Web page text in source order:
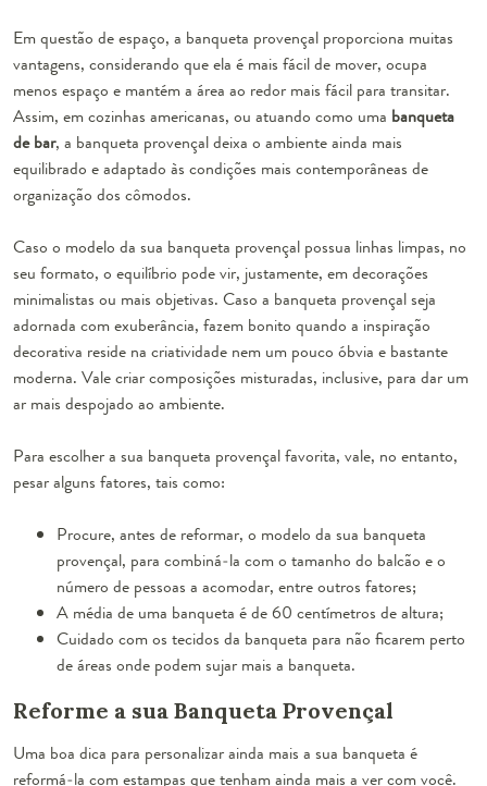
Em questão de espaço, a banqueta provençal proporciona muitas
vantagens, considerando que ela é mais fácil de mover, ocupa
menos espaço e mantém a área ao redor mais fácil para transitar.
Assim, em cozinhas americanas, ou atuando como uma banqueta
de bar, a banqueta provençal deixa o ambiente ainda mais
equilibrado e adaptado às condições mais contemporâneas de
organização dos cômodos.
Caso o modelo da sua banqueta provençal possua linhas limpas, no
seu formato, o equilíbrio pode vir, justamente, em decorações
minimalistas ou mais objetivas. Caso a banqueta provençal seja
adornada com exuberância, fazem bonito quando a inspiração
decorativa reside na criatividade nem um pouco óbvia e bastante
moderna. Vale criar composições misturadas, inclusive, para dar um
ar mais despojado ao ambiente.
Para escolher a sua banqueta provençal favorita, vale, no entanto,
pesar alguns fatores, tais como:
Procure, antes de reformar, o modelo da sua banqueta
provençal, para combiná-la com o tamanho do balcão e o
número de pessoas a acomodar, entre outros fatores;
A média de uma banqueta é de 60 centímetros de altura;
Cuidado com os tecidos da banqueta para não ficarem perto
de áreas onde podem sujar mais a banqueta.
Reforme a sua Banqueta Provençal
Uma boa dica para personalizar ainda mais a sua banqueta é
reformá-la com estampas que tenham ainda mais a ver com você.